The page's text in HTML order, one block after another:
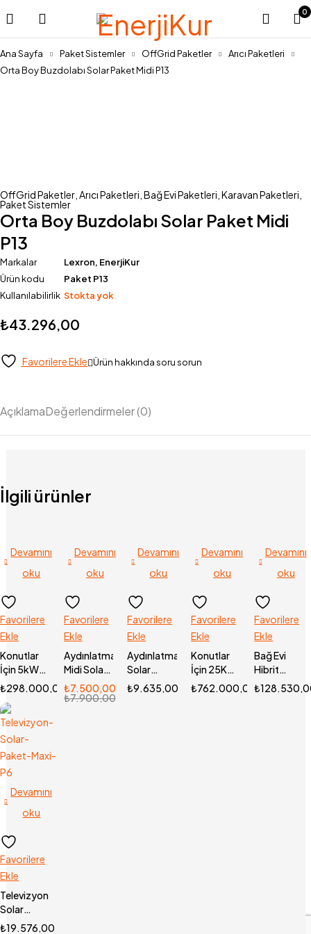
0
Ana Sayfa Paket Sistemler OffGrid Paketler
Arıcı Paketleri
Orta Boy Buzdolabı Solar Paket Midi P13
OffGrid Paketler Arıcı Paketleri Bağ Evi Paketleri Karavan Paketleri
Paket Sistemler
Orta Boy Buzdolabı Solar Paket Midi
P13
Markalar Lexron, EnerjiKur
Ürün kodu
Paket P13
Kullanılabilirlik Stokta yok
₺43.296,00
Favorilere Ekle Ürün hakkında soru sorun
AçıklamaDeğerlendirmeler (0)
İlgili ürünler
Devamını
oku
Favorilere
Ekle
Konutlar
İçin 5kW
On-Grid
₺298.000,00
Devamını
oku
Favorilere
Ekle
Aydınlatma
Midi Solar
Paket P2
₺7.900,00
₺7.500,00
Devamını
oku
Favorilere
Ekle
Aydınlatma
Solar
Paket Maxi
₺9.635,00
Devamını
oku
Favorilere
Ekle
Konutlar
İçin 25Kw
On-Grid
₺762.000,00
Devamını
oku
Favorilere
Ekle
Bağ Evi
Hibrit
Lityum
₺
Devamını
oku
Favorilere
Ekle
Televizyon
Solar
Paket Maxi
₺19.576,00